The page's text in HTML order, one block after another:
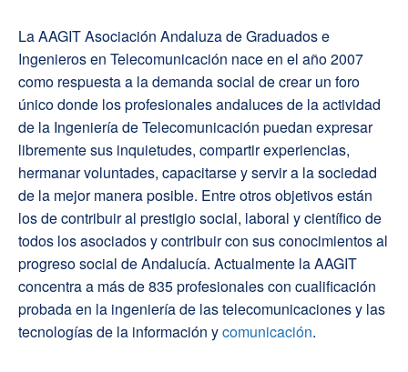
La AAGIT Asociación Andaluza de Graduados e
Ingenieros en Telecomunicación nace en el año 2007
como respuesta a la demanda social de crear un foro
único donde los profesionales andaluces de la actividad
de la Ingeniería de Telecomunicación puedan expresar
libremente sus inquietudes, compartir experiencias,
hermanar voluntades, capacitarse y servir a la sociedad
de la mejor manera posible. Entre otros objetivos están
los de contribuir al prestigio social, laboral y científico de
todos los asociados y contribuir con sus conocimientos al
progreso social de Andalucía. Actualmente la AAGIT
concentra a más de 835 profesionales con cualificación
probada en la ingeniería de las telecomunicaciones y las
tecnologías de la información ycomunicación.